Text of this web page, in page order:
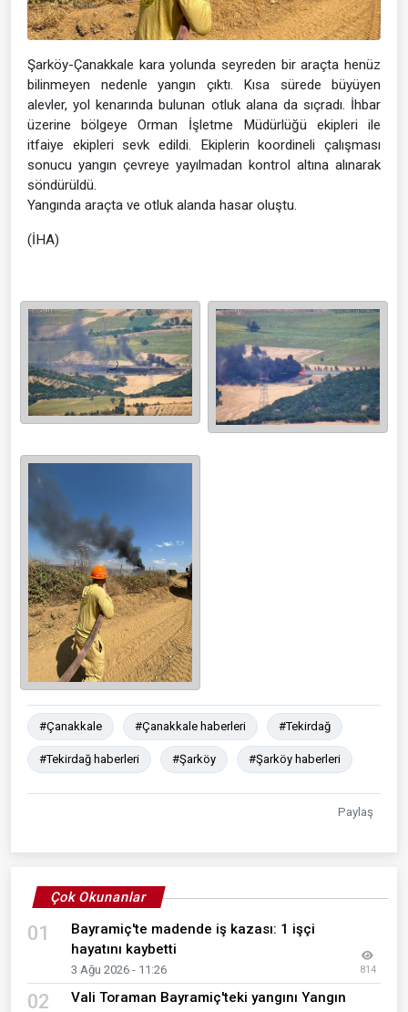
Şarköy-Çanakkale kara yolunda seyreden bir araçta henüz
bilinmeyen nedenle yangın çıktı. Kısa sürede büyüyen
alevler, yol kenarında bulunan otluk alana da sıçradı. İhbar
üzerine bölgeye Orman İşletme Müdürlüğü ekipleri ile
itfaiye ekipleri sevk edildi. Ekiplerin koordineli çalışması
sonucu yangın çevreye yayılmadan kontrol altına alınarak
söndürüldü.
Yangında araçta ve otluk alanda hasar oluştu.
(İHA)
#Çanakkale #Çanakkale haberleri #Tekirdağ
#Tekirdağ haberleri #Şarköy #Şarköy haberleri
Paylaş
Çok Okunanlar
01
Bayramiç'te madende iş kazası: 1 işçi
hayatını kaybetti
3 Ağu 2026 - 11:26 814
02
Vali Toraman Bayramiç'teki yangını Yangın